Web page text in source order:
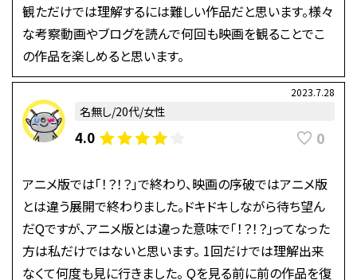
観ただけでは理解するには難しい作品だと思います。様々
な考察動画やブログを読んで何回も映画を観ることでこ
の作品を楽しめると思います。
2023.7.28
名無し/20代/女性
4.0 0
アニメ版では「！？！？」で終わり、映画の序破ではアニメ版
とは違う展開で終わりました。ドキドキしながら待ち望ん
だQですが、アニメ版とは違った意味で「！？！？」ってなった
方は私だけではないと思います。 1回だけでは理解出来
なくて何度も見に行きました。 Qを見る前に前の作品を復